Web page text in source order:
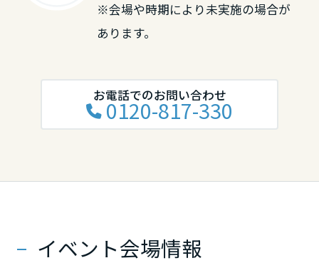
※会場や時期により未実施の場合が
あります。
お電話でのお問い合わせ
0120-817-330
イベント会場情報